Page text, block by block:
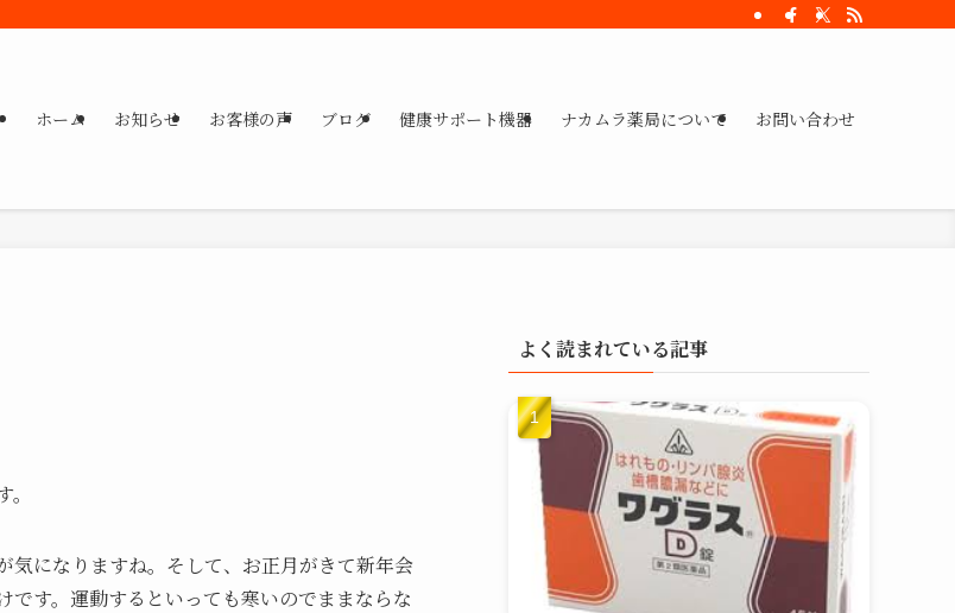
ホーム お知らせ お客様の声 ブログ 健康サポート機器 ナカムラ薬局について お問い合わせ
気になりますね。そして、お正月がきて新年会
す。運動するといっても寒いのでままならな
よく読まれている記事